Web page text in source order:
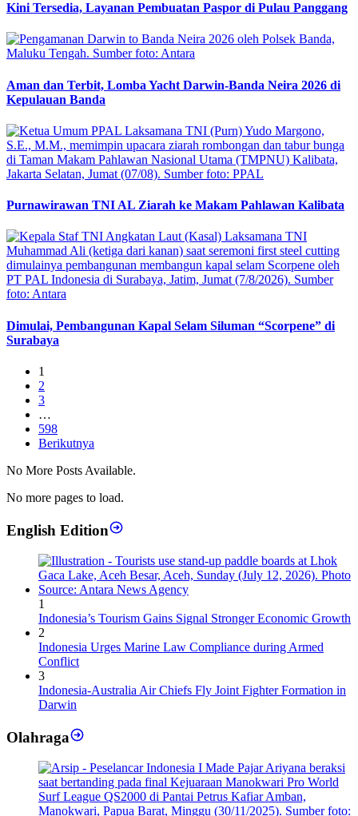
Kini Tersedia, Layanan Pembuatan Paspor di Pulau Panggang
Aman dan Terbit, Lomba Yacht Darwin-Banda Neira 2026 di
Kepulauan Banda
Purnawirawan TNI AL Ziarah ke Makam Pahlawan Kalibata
Dimulai, Pembangunan Kapal Selam Siluman “Scorpene” di
Surabaya
1
2
3
…
598
Berikutnya
No More Posts Available.
No more pages to load.
English Edition
1
Indonesia’s Tourism Gains Signal Stronger Economic Growth
2
Indonesia Urges Marine Law Compliance during Armed
Conflict
3
Indonesia-Australia Air Chiefs Fly Joint Fighter Formation in
Darwin
Olahraga